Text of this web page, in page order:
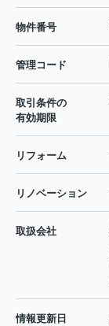
物件番号
管理コード
取引条件の
有効期限
リフォーム
リノベーション
取扱会社
情報更新日